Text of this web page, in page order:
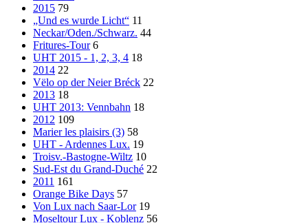
2015 79
„Und es wurde Licht“ 11
Neckar/Oden./Schwarz. 44
Fritures-Tour 6
UHT 2015 - 1, 2, 3, 4 18
2014 22
Vëlo op der Neier Bréck 22
2013 18
UHT 2013: Vennbahn 18
2012 109
Marier les plaisirs (3) 58
UHT - Ardennes Lux. 19
Troisv.-Bastogne-Wiltz 10
Sud-Est du Grand-Duché 22
2011 161
Orange Bike Days 57
Von Lux nach Saar-Lor 19
Moseltour Lux - Koblenz 56